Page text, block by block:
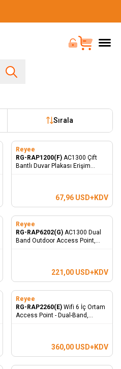
Bayi Girişi
Sepet
Sırala
Reyee
RG-RAP1200(F) AC1300 Çift
Bantlı Duvar Plakası Erişim
67,96 USD+KDV
Reyee
RG-RAP6202(G) AC1300 Dual
Band Outdoor Access Point,
221,00 USD+KDV
Reyee
RG-RAP2260(E) Wifi 6 İç Ortam
Access Point - Dual-Band,
360,00 USD+KDV